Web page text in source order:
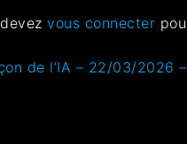
vous connecter
de l’IA – 22/03/2026